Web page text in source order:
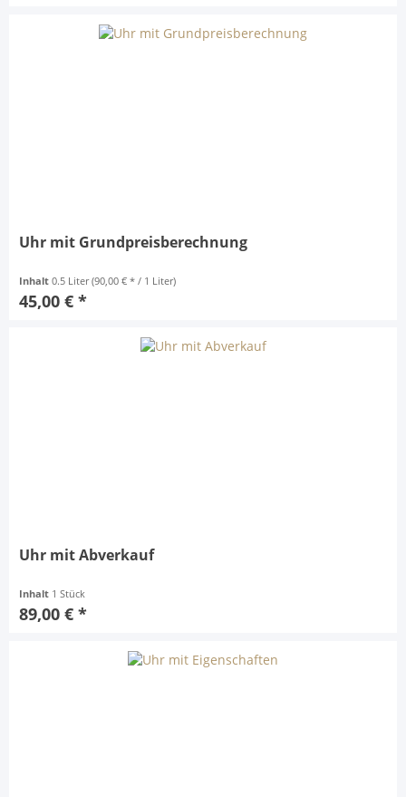
Uhr mit Grundpreisberechnung
Inhalt0.5 Liter(90,00 € * / 1 Liter)
45,00 € *
Uhr mit Abverkauf
Inhalt 1 Stück
89,00 € *